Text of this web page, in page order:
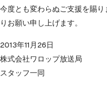
今度とも変わらぬご支援を賜
りお願い申し上げます。
2013年11月26日
株式会社ワロップ放送局
スタッフ一同